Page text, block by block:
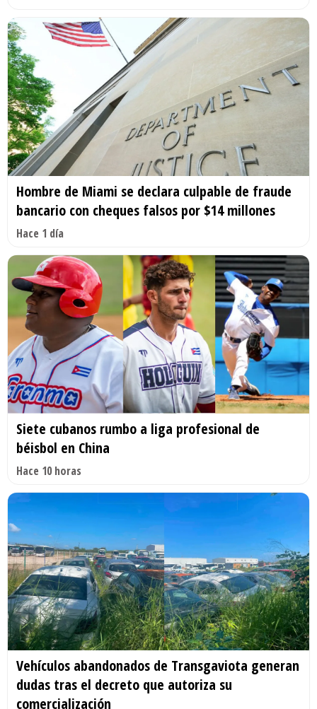
Hombre de Miami se declara culpable de fraude
bancario con cheques falsos por $14 millones
Hace 1 día
Siete cubanos rumbo a liga profesional de
béisbol en China
Hace 10 horas
Vehículos abandonados de Transgaviota generan
dudas tras el decreto que autoriza su
comercialización